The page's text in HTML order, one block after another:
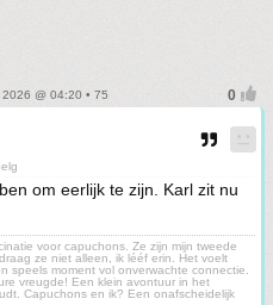
@ 04:20 • 75
om eerlijk te zijn. Karl zit nu
voor capuchons. Ze zijn mijn tweede
ze niet alleen, ik lééf erin. Het voelt
speels moment vol onverwachte connectie.
vreugde! Een klein avontuur in het
Capuchons en ik? Een onafscheidelijk